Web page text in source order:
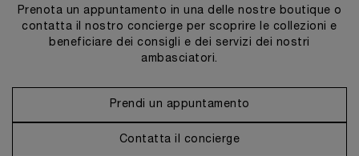
Prenota un appuntamento in una delle nostre boutique o
contatta il nostro concierge per scoprire le collezioni e
beneficiare dei consigli e dei servizi dei nostri
ambasciatori.
Prendi un appuntamento
Contatta il concierge